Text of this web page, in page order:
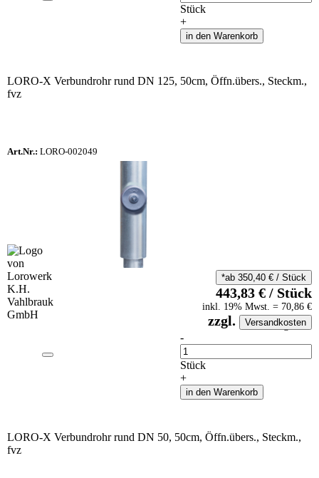
Stück
+
in den Warenkorb
LORO-X Verbundrohr rund DN 125, 50cm, Öffn.übers., Steckm.,
fvz
Art.Nr.: LORO-002049
auf Anfrageliste
-
Anzahl
Stück
+
in den Warenkorb
*ab 350,40 €/ Stück
443,83 €/ Stück
inkl. 19% Mwst. = 70,86 €
zzgl. Versandkosten
LORO-X Verbundrohr rund DN 50, 50cm, Öffn.übers., Steckm.,
fvz